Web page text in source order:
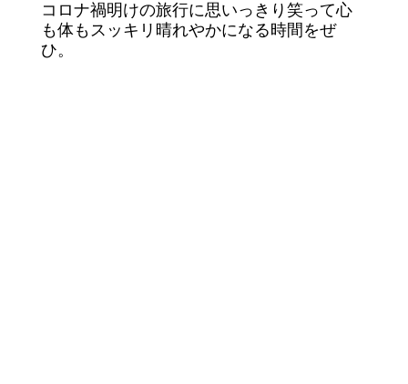
コロナ禍明けの旅行に思いっきり笑って心
も体もスッキリ晴れやかになる時間をぜ
ひ。